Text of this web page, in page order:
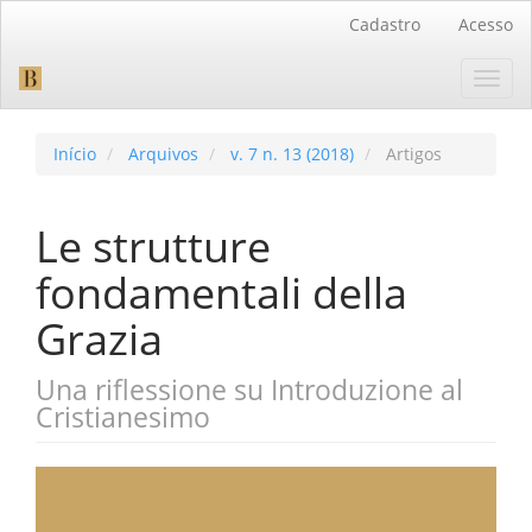
Barra
Cadastro Acesso
Início Arquivos v. 7 n. 13 (2018) Artigos
Le strutture
fondamentali della
Grazia
Una riflessione su Introduzione al
Cristianesimo